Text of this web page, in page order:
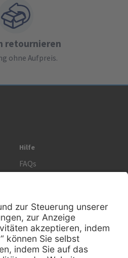
retournieren
ohne Aufpreis.
Hilfe
FAQs
Rechtliches
AGB
Impressum